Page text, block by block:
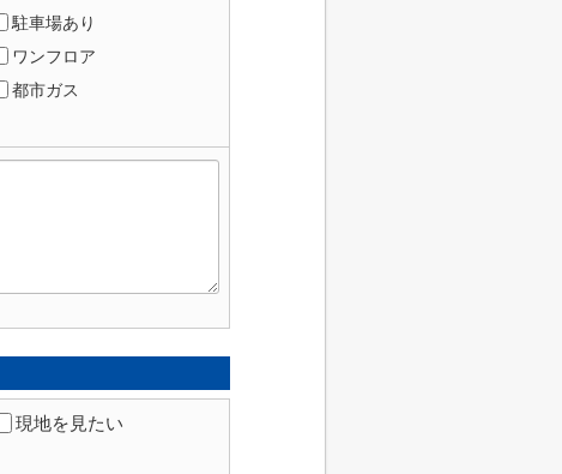
駐車場あり
ワンフロア
都市ガス
現地を見たい